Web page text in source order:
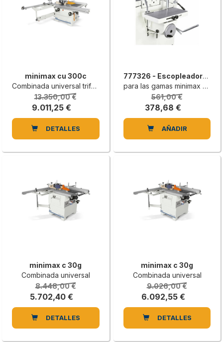
minimax cu 300c
Combinada universal trifásica
13.350,00 €
9.011,25 €
DETALLES
777326 - Escopleadora de hierro fundido
para las gamas minimax «g» y «lab 300p» | Máquinas combinadas universales
561,00 €
378,68 €
AÑADIR
minimax c 30g
Combinada universal
8.448,00 €
5.702,40 €
DETALLES
minimax c 30g
Combinada universal
9.026,00 €
6.092,55 €
DETALLES